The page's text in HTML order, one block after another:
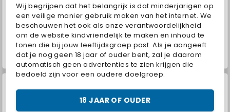
Wij begrijpen dat het belangrijk is dat minderjarigen op
een veilige manier gebruik maken van het internet. We
beschouwen het ook als onze verantwoordelijkheid
om de website kindvriendelijk te maken en inhoud te
tonen die bij jouw leeftijdsgroep past. Als je aangeeft
dat je nog geen 18 jaar of ouder bent, zal je daarom
automatisch geen advertenties te zien krijgen die
bedoeld zijn voor een oudere doelgroep.
18 JAAR OF OUDER
ASMR Makeover & Makeup Studio Farm Merge Valley